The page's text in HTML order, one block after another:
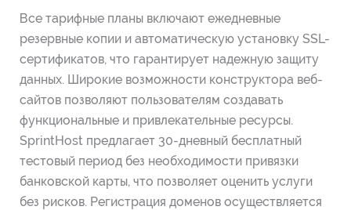
Все тарифные планы включают ежедневные
резервные копии и автоматическую установку SSL-
сертификатов, что гарантирует надежную защиту
данных. Широкие возможности конструктора веб-
сайтов позволяют пользователям создавать
функциональные и привлекательные ресурсы.
SprintHost предлагает 30-дневный бесплатный
тестовый период без необходимости привязки
банковской карты, что позволяет оценить услуги
без рисков. Регистрация доменов осуществляется